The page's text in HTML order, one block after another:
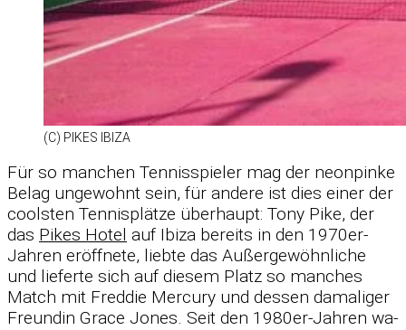
(C) PI­KES IBIZA
Für so man­chen Ten­nis­spie­ler mag der ne­on­pinke
Be­lag un­ge­wohnt sein, für an­dere ist dies ei­ner der
cools­ten Ten­nis­plätze über­haupt: Tony Pike, der
das Pi­kes Ho­tel auf Ibiza be­reits in den 1970er-
Jah­ren er­öff­nete, liebte das Au­ßer­ge­wöhn­li­che
und lie­ferte sich auf die­sem Platz so man­ches
Match mit Fred­die Mer­cury und des­sen da­ma­li­ger
Freun­din Grace Jo­nes. Seit den 1980er-Jah­ren wa­